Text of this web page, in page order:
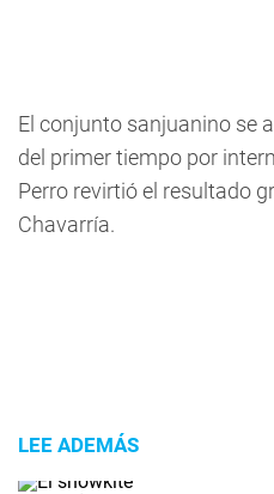
El conjunto sanjuanino se
del primer tiempo por
Perro revirtió el resultado
Chavarría.
LEE ADEMÁS